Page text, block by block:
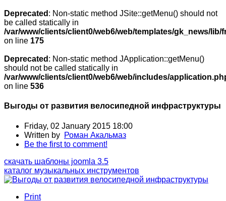
Deprecated : Non-static method JSite::getMenu() should not
be called statically in
/var/www/clients/client0/web6/web/templates/gk_news/
on line 175
Deprecated : Non-static method JApplication::getMenu()
should not be called statically in
/var/www/clients/client0/web6/web/includes/
on line 536
Выгоды от развития велосипедной инфраструктуры
Friday, 02 January 2015 18:00
Written by Роман Акальмаз
Be the first to comment!
скачать шаблоны joomla 3.5
каталог музыкальных инструментов
Print